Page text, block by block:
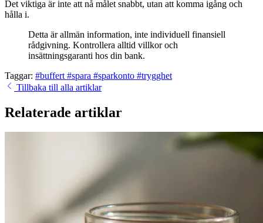
Det viktiga är inte att nå målet snabbt, utan att komma igång och
hålla i.
Detta är allmän information, inte individuell finansiell
rådgivning. Kontrollera alltid villkor och
insättningsgaranti hos din bank.
Taggar: #buffert #spara #sparkonto #trygghet
Tillbaka till alla artiklar
Relaterade artiklar